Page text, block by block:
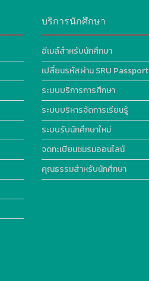
บริการนักศึกษา
อีเมล์สำหรับนักศึกษา
เปลี่ยนรหัสผ่าน SRU Passport
ระบบบริการการศึกษา
ระบบบริหารจัดการเรียนรู้
ระบบรับนักศึกษาใหม่
จดทะเบียนชมรมออนไลน์
คุณธรรมสำหรับนักศึกษา